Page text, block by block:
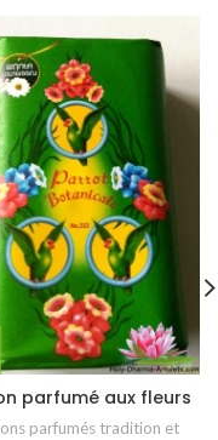
parfumé aux fleurs
parfumés tradition et